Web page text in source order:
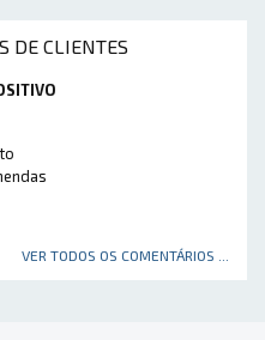
DE CLIENTES
VER TODOS OS COMENTÁRIOS ...